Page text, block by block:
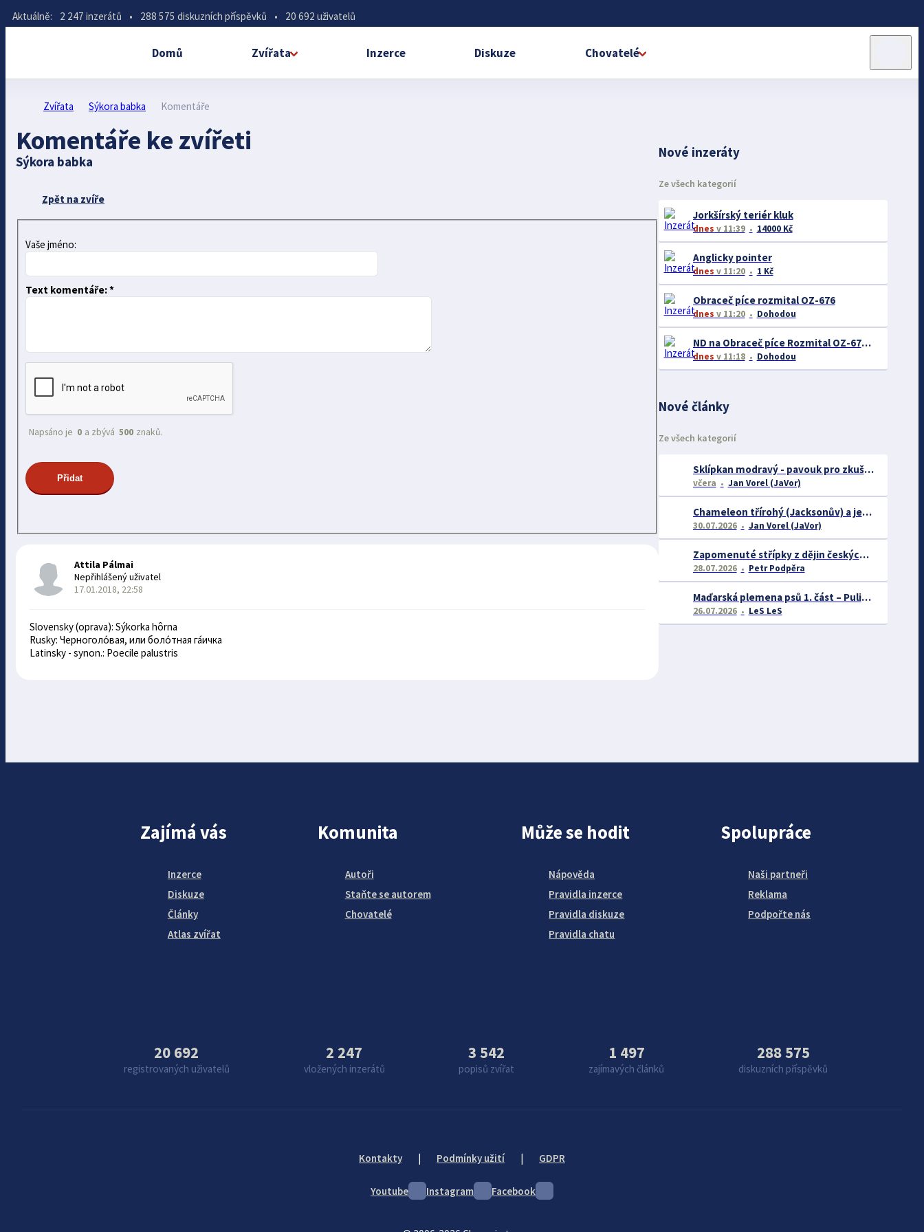
Aktuálně: 2 247 inzerátů • 288 575 diskuzních příspěvků • 20 692 uživatelů
Domů Zvířata Inzerce Diskuze Chovatelé
Zvířata Sýkora babka Komentáře
Komentáře ke zvířeti
Sýkora babka
Zpět na zvíře
Vaše jméno:
Text komentáře: *
Napsáno je 0 a zbývá 500 znaků.
Attila Pálmai
Nepřihlášený uživatel
17.01.2018, 22:58
Slovensky (oprava): Sýkorka hôrna
Rusky: Черноголо́вая, или боло́тная га́ичка
Latinsky - synon.: Poecile palustris
Nové inzeráty
Ze všech kategorií
Jorkšírský teriér kluk
dnes v 11:39 14000 Kč
Anglicky pointer
dnes v 11:20 1 Kč
Obraceč píce rozmital OZ-676
dnes v 11:20 Dohodou
ND na Obraceč píce Rozmital OZ-676 a Žací diskový stroj SD-300C
dnes v 11:18 Dohodou
Nové články
Ze všech kategorií
Sklípkan modravý - pavouk pro zkušené chovatele
včera Jan Vorel (JaVor)
Chameleon třírohý (Jacksonův) a jeho chov
30.07.2026 Jan Vorel (JaVor)
Zapomenuté střípky z dějin českých exotářů - 3.část
28.07.2026 Petr Podpěra
Maďarská plemena psů 1. část – Puli, Komondor
26.07.2026 LeS LeS
Zajímá vás
Inzerce
Diskuze
Články
Atlas zvířat
Komunita
Autoři
Staňte se autorem
Chovatelé
Může se hodit
Nápověda
Pravidla inzerce
Pravidla diskuze
Pravidla chatu
Spolupráce
Naši partneři
Reklama
Podpořte nás
20 692
registrovaných uživatelů
2 247
vložených inzerátů
3 542
popisů zvířat
1 497
zajímavých článků
288 575
diskuzních příspěvků
Youtube Instagram Facebook
Kontakty | Podmínky užití | GDPR